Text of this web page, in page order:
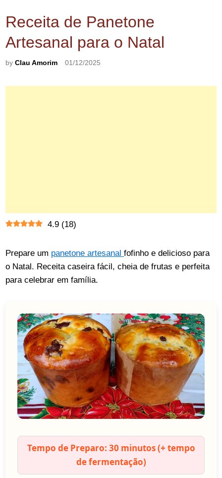
Receita de Panetone
Artesanal para o Natal
byClau Amorim 01/12/2025
4.9 (18)
Prepare um panetone artesanalfofinho e delicioso para
o Natal. Receita caseira fácil, cheia de frutas e perfeita
para celebrar em família.
Tempo de Preparo: 30 minutos (+ tempo
de fermentação)